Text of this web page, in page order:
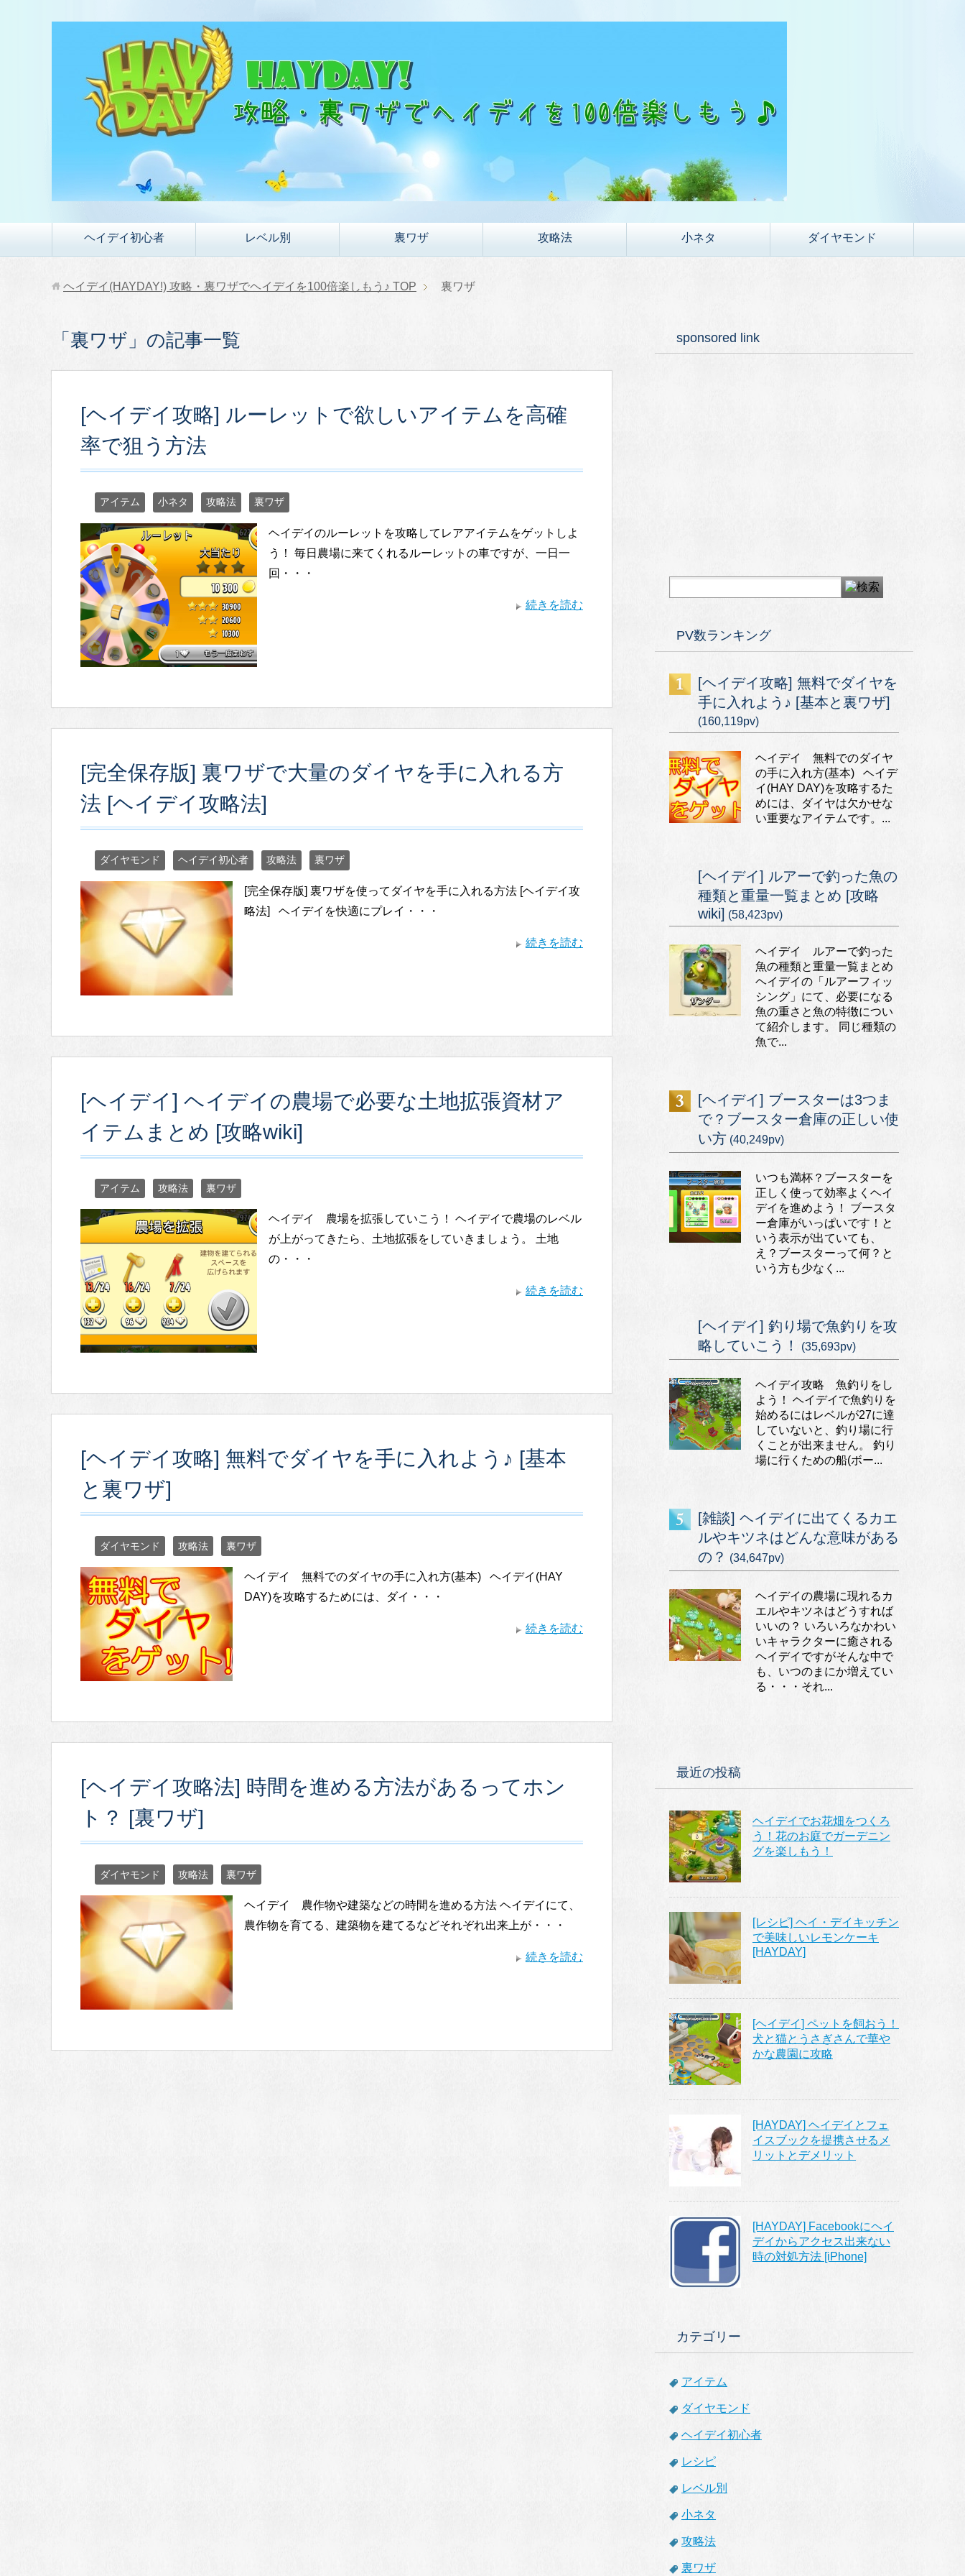
ヘイデイ初心者 レベル別 裏ワザ 攻略法 小ネタ ダイヤモンド
ヘイデイ(HAYDAY!) 攻略・裏ワザでヘイデイを100倍楽しもう♪ TOP 裏ワザ
「裏ワザ」の記事一覧
[ヘイデイ攻略] ルーレットで欲しいアイテムを高確
率で狙う方法
アイテム 小ネタ 攻略法 裏ワザ
ヘイデイのルーレットを攻略してレアアイテムをゲットしよ
う！ 毎日農場に来てくれるルーレットの車ですが、一日一
回・・・
続きを読む
[完全保存版] 裏ワザで大量のダイヤを手に入れる方
法 [ヘイデイ攻略法]
ダイヤモンド ヘイデイ初心者 攻略法 裏ワザ
[完全保存版] 裏ワザを使ってダイヤを手に入れる方法 [ヘイデイ攻
略法] ヘイデイを快適にプレイ・・・
続きを読む
[ヘイデイ] ヘイデイの農場で必要な土地拡張資材ア
イテムまとめ [攻略wiki]
アイテム 攻略法 裏ワザ
ヘイデイ 農場を拡張していこう！ ヘイデイで農場のレベル
が上がってきたら、土地拡張をしていきましょう。 土地
の・・・
続きを読む
[ヘイデイ攻略] 無料でダイヤを手に入れよう♪ [基本
と裏ワザ]
ダイヤモンド 攻略法 裏ワザ
ヘイデイ 無料でのダイヤの手に入れ方(基本) ヘイデイ(HAY
DAY)を攻略するためには、ダイ・・・
続きを読む
[ヘイデイ攻略法] 時間を進める方法があるってホン
ト？ [裏ワザ]
ダイヤモンド 攻略法 裏ワザ
ヘイデイ 農作物や建築などの時間を進める方法 ヘイデイにて、
農作物を育てる、建築物を建てるなどそれぞれ出来上が・・・
続きを読む
sponsored link
PV数ランキング
[ヘイデイ攻略] 無料でダイヤを
手に入れよう♪ [基本と裏ワザ]
(160,119pv)
ヘイデイ 無料でのダイヤ
の手に入れ方(基本) ヘイデ
イ(HAY DAY)を攻略するた
めには、ダイヤは欠かせな
い重要なアイテムです。...
[ヘイデイ] ルアーで釣った魚の
種類と重量一覧まとめ [攻略
wiki] (58,423pv)
ヘイデイ ルアーで釣った
魚の種類と重量一覧まとめ
ヘイデイの「ルアーフィッ
シング」にて、必要になる
魚の重さと魚の特徴につい
て紹介します。 同じ種類の
魚で...
[ヘイデイ] ブースターは3つま
で？ブースター倉庫の正しい使
い方 (40,249pv)
いつも満杯？ブースターを
正しく使って効率よくヘイ
デイを進めよう！ ブースタ
ー倉庫がいっぱいです！と
いう表示が出ていても、
え？ブースターって何？と
いう方も少なく...
[ヘイデイ] 釣り場で魚釣りを攻
略していこう！
(35,693pv)
ヘイデイ攻略 魚釣りをし
よう！ ヘイデイで魚釣りを
始めるにはレベルが27に達
していないと、釣り場に行
くことが出来ません。 釣り
場に行くための船(ボー...
[雑談] ヘイデイに出てくるカエ
ルやキツネはどんな意味がある
の？ (34,647pv)
ヘイデイの農場に現れるカ
エルやキツネはどうすれば
いいの？ いろいろなかわい
いキャラクターに癒される
ヘイデイですがそんな中で
も、いつのまにか増えてい
る・・・それ...
最近の投稿
ヘイデイでお花畑をつくろ
う！花のお庭でガーデニン
グを楽しもう！
[レシピ] ヘイ・デイキッチン
で美味しいレモンケーキ
[HAYDAY]
[ヘイデイ] ペットを飼おう！
犬と猫とうさぎさんで華や
かな農園に攻略
[HAYDAY] ヘイデイとフェ
イスブックを提携させるメ
リットとデメリット
[HAYDAY] Facebookにヘイ
デイからアクセス出来ない
時の対処方法 [iPhone]
カテゴリー
アイテム
ダイヤモンド
ヘイデイ初心者
レシピ
レベル別
小ネタ
攻略法
裏ワザ